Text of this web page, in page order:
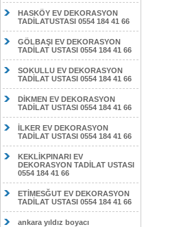
HASKÖY EV DEKORASYON
TADİLATUSTASI 0554 184 41 66
GÖLBAŞI EV DEKORASYON
TADİLAT USTASI 0554 184 41 66
SOKULLU EV DEKORASYON
TADİLAT USTASI 0554 184 41 66
DİKMEN EV DEKORASYON
TADİLAT USTASI 0554 184 41 66
İLKER EV DEKORASYON
TADİLAT USTASI 0554 184 41 66
KEKLİKPINARI EV
DEKORASYON TADİLAT USTASI
0554 184 41 66
ETİMESĞUT EV DEKORASYON
TADİLAT USTASI 0554 184 41 66
ankara yıldız boyacı